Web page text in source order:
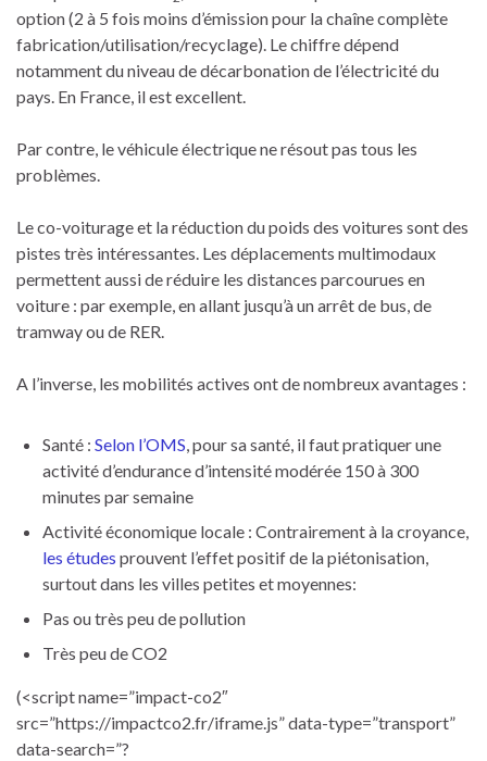
option (2 à 5 fois moins d’émission pour la chaîne complète
fabrication/utilisation/recyclage). Le chiffre dépend
notamment du niveau de décarbonation de l’électricité du
pays. En France, il est excellent.
Par contre, le véhicule électrique ne résout pas tous les
problèmes.
Le co-voiturage et la réduction du poids des voitures sont des
pistes très intéressantes. Les déplacements multimodaux
permettent aussi de réduire les distances parcourues en
voiture : par exemple, en allant jusqu’à un arrêt de bus, de
tramway ou de RER.
A l’inverse, les mobilités actives ont de nombreux avantages :
Santé : Selon l’OMS, pour sa santé, il faut pratiquer une
activité d’endurance d’intensité modérée 150 à 300
minutes par semaine
Activité économique locale : Contrairement à la croyance,
les études prouvent l’effet positif de la piétonisation,
surtout dans les villes petites et moyennes:
Pas ou très peu de pollution
Très peu de CO2
(<script name=”impact-co2″
src=”https://impactco2.fr/iframe.js” data-type=”transport”
data-search=”?